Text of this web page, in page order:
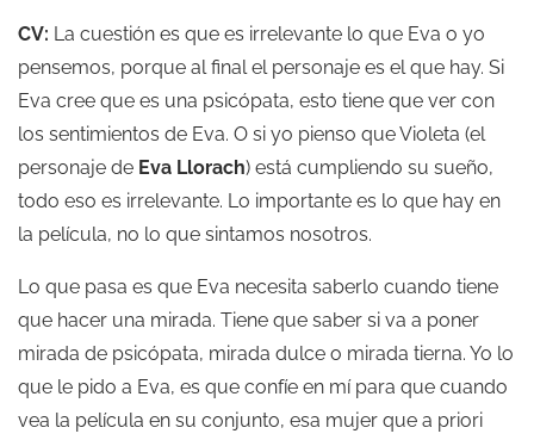
CV: La cuestión es que es irrelevante lo que Eva o yo
pensemos, porque al final el personaje es el que hay. Si
Eva cree que es una psicópata, esto tiene que ver con
los sentimientos de Eva. O si yo pienso que Violeta (el
personaje de Eva Llorach) está cumpliendo su sueño,
todo eso es irrelevante. Lo importante es lo que hay en
la película, no lo que sintamos nosotros.
Lo que pasa es que Eva necesita saberlo cuando tiene
que hacer una mirada. Tiene que saber si va a poner
mirada de psicópata, mirada dulce o mirada tierna. Yo lo
que le pido a Eva, es que confíe en mí para que cuando
vea la película en su conjunto, esa mujer que a priori